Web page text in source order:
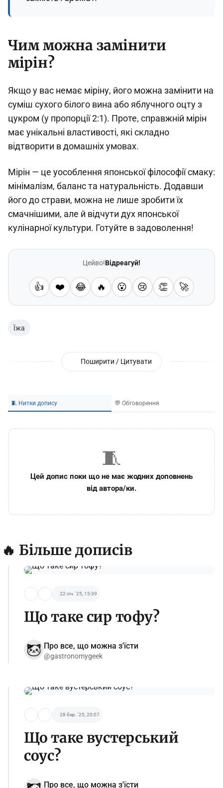
Чим можна замінити
мірін?
Якщо у вас немає міріну, його можна замінити на
суміш сухого білого вина або яблучного оцту з
цукром (у пропорції 2:1). Проте, справжній мірін
має унікальні властивості, які складно
відтворити в домашніх умовах.
Мірін — це уособлення японської філософії смаку:
мінімалізм, баланс та натуральність. Додавши
його до страви, можна не лише зробити їх
смачнішими, але й відчути дух японської
кулінарної культури. Готуйте в задоволення!
Цейво!Відреагуй!
👍 ❤️ 😂 🔥 😮 😢 👏 🚀
Їжа
Поширити / Цитувати
🧵 Нитки допису 💬 Обговорення
🧵
Цей допис поки що не має жодних доповнень
від автора/ки.
🔥 Більше дописів
22 січ. '25, 15:39
Що таке сир тофу?
Про все, що можна з'їсти
@gastronomygeek
28 бер. '25, 20:07
Що таке вустерський
соус?
Про все, що можна з'їсти